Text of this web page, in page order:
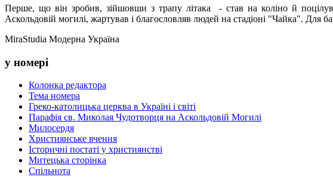
Перше, що він зробив, зійшовши з трапу літака - став на коліно й
Аскольдовій могилі, жартував і благословляв людей на стадіоні "Чайка". Для
MiraStudia Модерна Україна
у номері
Колонка редактора
Тема номера
Греко-католицька церква в Україні і світі
Парафія св. Миколая Чудотворця на Аскольдовій Могилі
Милосердя
Християнське вчення
Історичні постаті у християнстві
Митецька сторінка
Спільнота